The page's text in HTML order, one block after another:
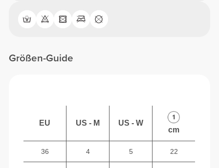
Größen-Guide
EU US - M
US - W
cm
36 4 5 22